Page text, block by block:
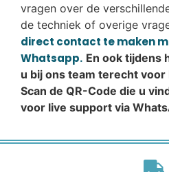
vragen over de
de techniek of overige
direct contact te maken
Whatsapp. En ook tijdens
u bij ons team terecht
Scan de QR-Code die u
voor live support via